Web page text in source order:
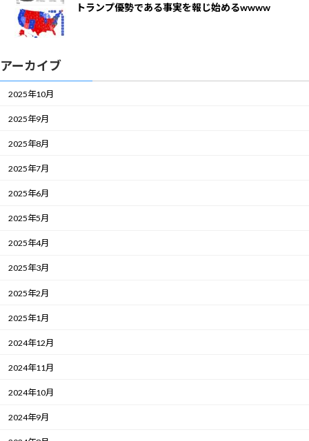
トランプ優勢である事実を報じ始めるwwww
アーカイブ
2025年10月
2025年9月
2025年8月
2025年7月
2025年6月
2025年5月
2025年4月
2025年3月
2025年2月
2025年1月
2024年12月
2024年11月
2024年10月
2024年9月